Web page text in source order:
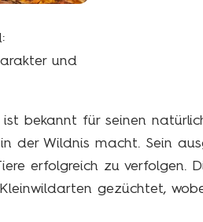
und
bekannt für seinen
der Wildnis macht. Sein
erfolgreich zu verfolgen.
gezüchtet,